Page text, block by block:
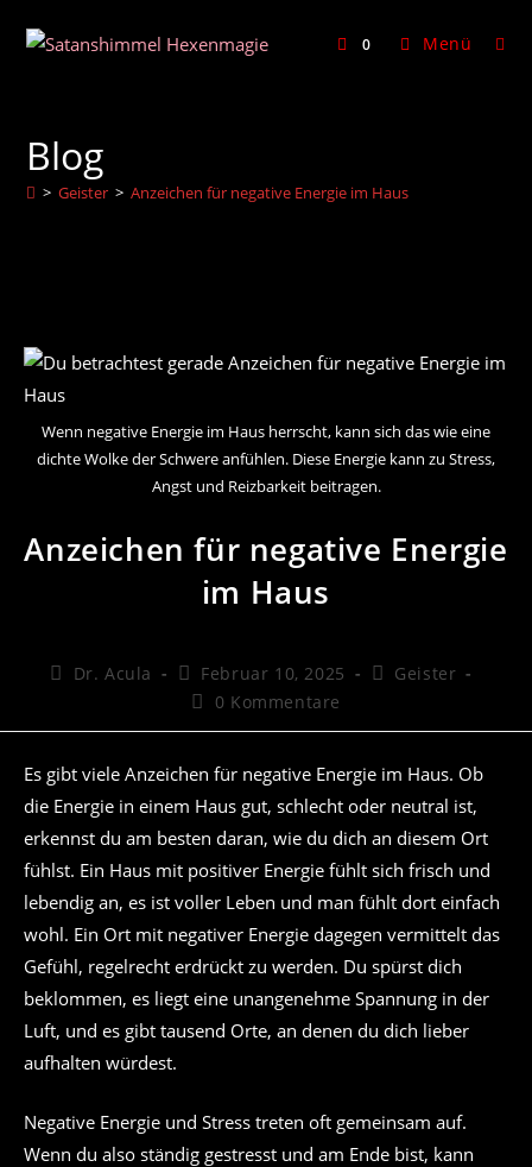
Inhalt
0 Menü
Blog
> Geister > Anzeichen für negative Energie im Haus
Wenn negative Energie im Haus herrscht, kann sich das wie eine
dichte Wolke der Schwere anfühlen. Diese Energie kann zu Stress,
Angst und Reizbarkeit beitragen.
Anzeichen für negative Energie
im Haus
Beitrags-
Dr. Acula
Beitrag
veröffentlicht:
Februar 10, 2025
Beitrags-
Geister
Beitrags-
0 Kommentare
Es gibt viele Anzeichen für negative Energie im Haus. Ob
die Energie in einem Haus gut, schlecht oder neutral ist,
erkennst du am besten daran, wie du dich an diesem Ort
fühlst. Ein Haus mit positiver Energie fühlt sich frisch und
lebendig an, es ist voller Leben und man fühlt dort einfach
wohl. Ein Ort mit negativer Energie dagegen vermittelt das
Gefühl, regelrecht erdrückt zu werden. Du spürst dich
beklommen, es liegt eine unangenehme Spannung in der
Luft, und es gibt tausend Orte, an denen du dich lieber
aufhalten würdest.
Negative Energie und Stress treten oft gemeinsam auf.
Wenn du also ständig gestresst und am Ende bist, kann